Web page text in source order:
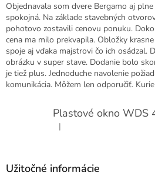
Objednavala som dvere Bergamo aj
spokojná. Na základe stavebných
pohotovo zostavili cenovu ponuku.
cena ma milo prekvapila. Obložky
spoje aj vďaka majstrovi čo ich osádzal.
obrázku v super stave. Dodanie bolo
je tiež plus. Jednoduche navolenie
komunikácia. Môžem len odporučiť.
Plastové okno WDS
Hodnotenie produktu je 5 z
|
Užitočné informácie